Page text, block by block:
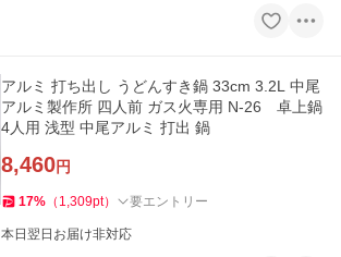
アルミ 打ち出し うどんすき鍋 33cm 3.2L 中尾
アルミ製作所 四人前 ガス火専用 N-26 卓上鍋
4人用 浅型 中尾アルミ 打出 鍋
8,460円
17% （ 1,309pt） 要エントリー
本日翌日お届け非対応